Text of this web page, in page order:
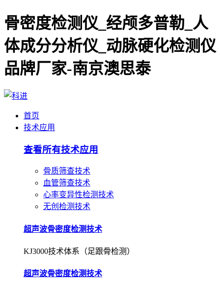
骨密度检测仪_经颅多普勒_人
体成分分析仪_动脉硬化检测仪
品牌厂家-南京澳思泰
首页
技术应用
查看所有技术应用
骨质筛查技术
血管筛查技术
心率变异性检测技术
无创检测技术
超声波骨密度检测技术
KJ3000技术体系（足跟骨检测）
超声波骨密度检测技术